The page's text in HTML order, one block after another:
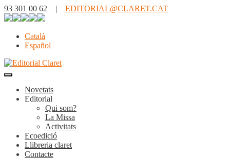
93 301 00 62 | EDITORIAL@CLARET.CAT
Català
Español
Novetats
Editorial
Qui som?
La Missa
Activitats
Ecoedició
Llibreria claret
Contacte